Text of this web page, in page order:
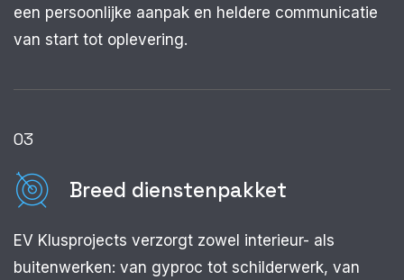
een persoonlijke aanpak en heldere communicatie
van start tot oplevering.
03
Breed dienstenpakket
EV Klusprojects verzorgt zowel interieur- als
buitenwerken: van gyproc tot schilderwerk, van